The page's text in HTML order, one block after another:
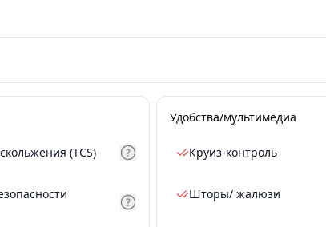
(TCS)
Удобства/мультимедиа
Круиз-контроль
Шторы/ жалюзи